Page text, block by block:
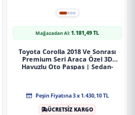
Mağazadan Al:1.181,49 TL
Toyota Corolla 2018 Ve Sonrası
Premium Seri Araca Özel 3D
Havuzlu Oto Paspas | Sedan-
Peşin Fiyatına 3 x 1.430,10 TL
ÜCRETSİZ KARGO